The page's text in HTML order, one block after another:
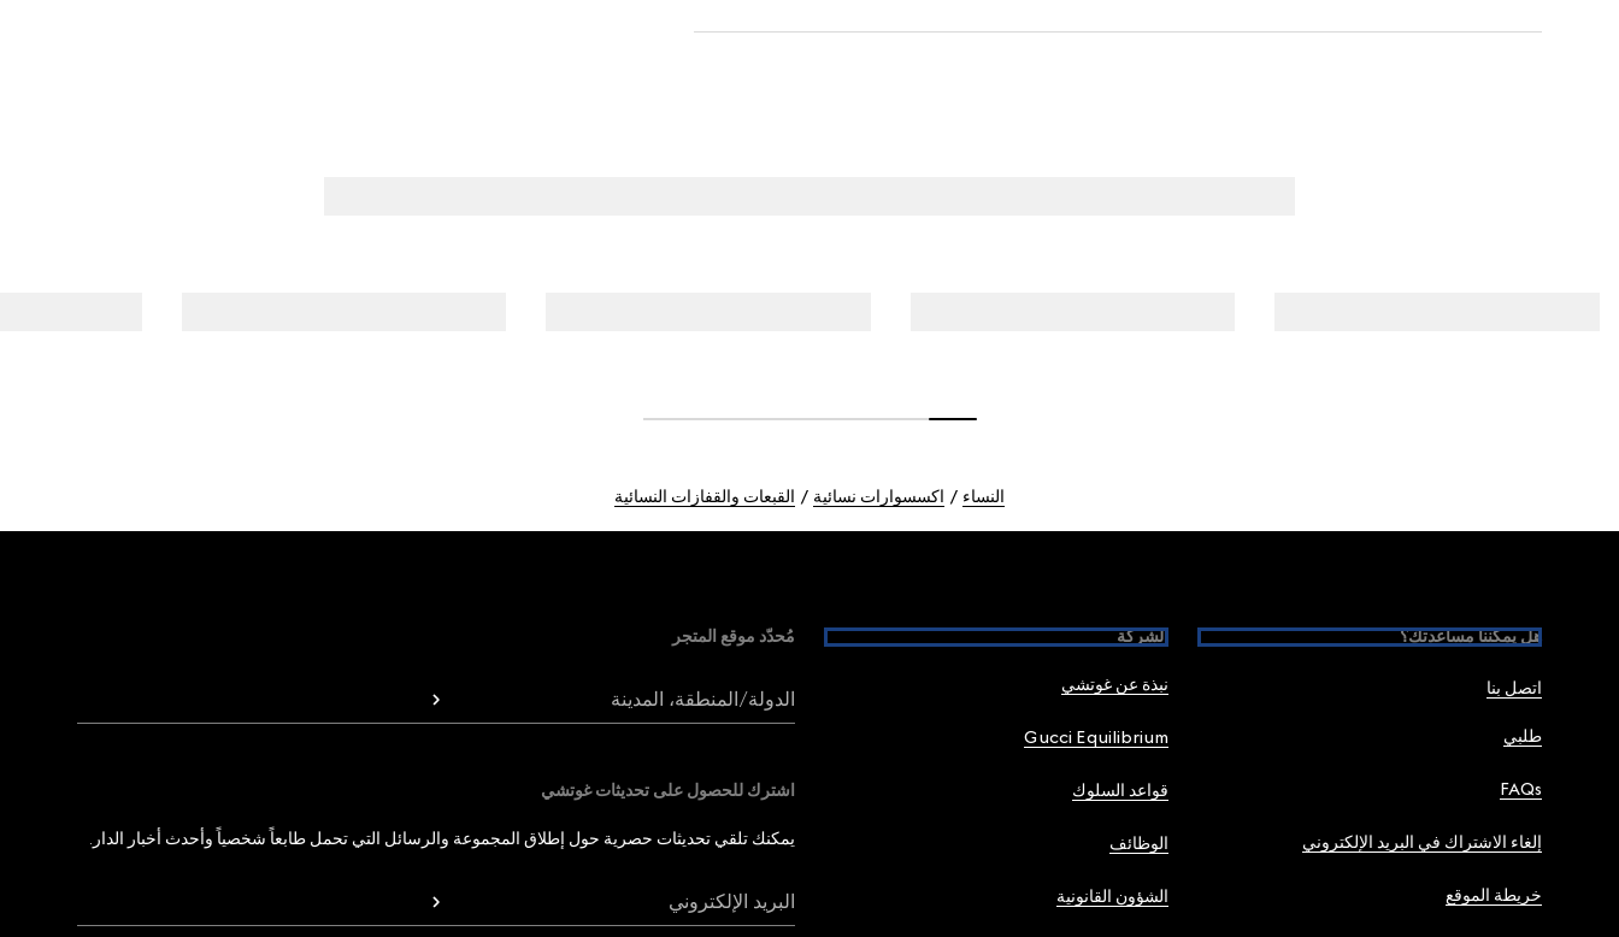
النساء اكسسوارات نسائية القبعات والقفازات النسائية
هل يمكننا مساعدتك؟
اتصل بنا
طلبي
FAQs
إلغاء الاشتراك في البريد الإلكتروني
خريطة الموقع
الشركة
نبذة عن غوتشي
Gucci Equilibrium
قواعد السلوك
الوظائف
الشؤون القانونية
مُحدّد موقع المتجر
الدولة/المنطقة، المدينة
اشترك للحصول على تحديثات غوتشي
يمكنك تلقي تحديثات حصرية حول إطلاق المجموعة والرسائل التي تحمل طابعاً شخصياً وأحدث أخبار الدار.
البريد الإلكتروني